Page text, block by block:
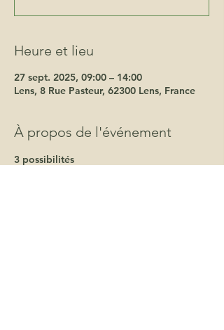
Heure et lieu
27 sept. 2025, 09:00 – 14:00
Lens, 8 Rue Pasteur, 62300 Lens, France
À propos de l'événement
3 possibilités